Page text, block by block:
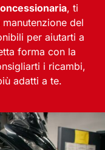
, ti
del
per aiutarti a
forma con la
i ricambi,
adatti a te.